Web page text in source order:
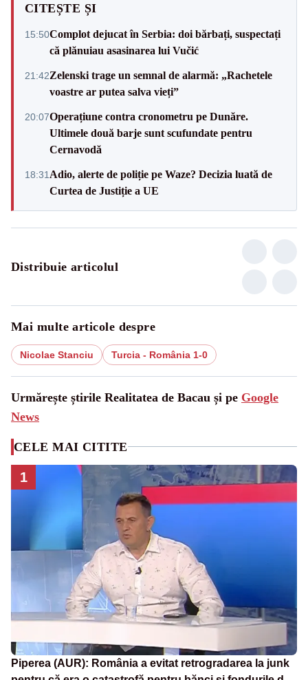
CITEȘTE ȘI
15:50Complot dejucat în Serbia: doi bărbați, suspectați
că plănuiau asasinarea lui Vučić
21:42Zelenski trage un semnal de alarmă: „Rachetele
voastre ar putea salva vieți”
20:07Operațiune contra cronometru pe Dunăre.
Ultimele două barje sunt scufundate pentru
Cernavodă
18:31 Adio, alerte de poliție pe Waze? Decizia luată de
Curtea de Justiție a UE
Distribuie articolul
Mai multe articole despre
Nicolae Stanciu Turcia - România 1-0
Urmărește știrile Realitatea de Bacau și pe Google
News
CELE MAI CITITE
1
Piperea (AUR): România a evitat retrogradarea la junk